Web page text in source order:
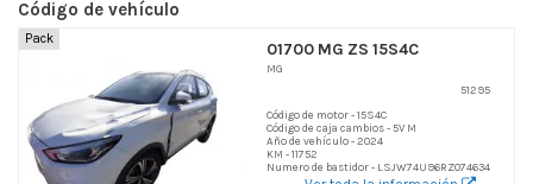
Código de vehículo
Pack
01700 MG ZS 15S4C
MG
51295
Código de motor - 15S4C
Código de caja cambios - 5V M
Año de vehículo - 2024
KM - 11752
Numero de bastidor - LSJW74U96RZ074634